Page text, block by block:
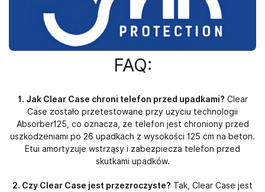
FAQ:
1. Jak Clear Case chroni telefon przed upadkami? Clear
Case zostało przetestowane przy użyciu technologii
Absorber125, co oznacza, że telefon jest chroniony przed
uszkodzeniami po 26 upadkach z wysokości 125 cm na beton.
Etui amortyzuje wstrząsy i zabezpiecza telefon przed
skutkami upadków.
2. Czy Clear Case jest przezroczyste? Tak, Clear Case jest